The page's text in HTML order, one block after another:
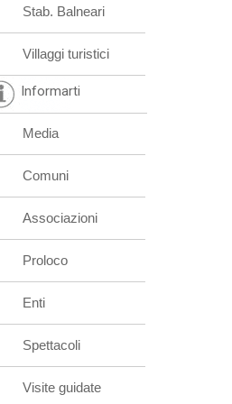
Stab. Balneari
Villaggi turistici
Informarti
Media
Comuni
Associazioni
Proloco
Enti
Spettacoli
Visite guidate